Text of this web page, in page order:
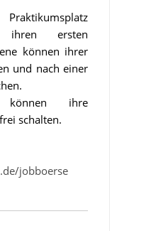
ihren ersten
können ihrer
und nach einer
können ihre
schalten.
jobboerse